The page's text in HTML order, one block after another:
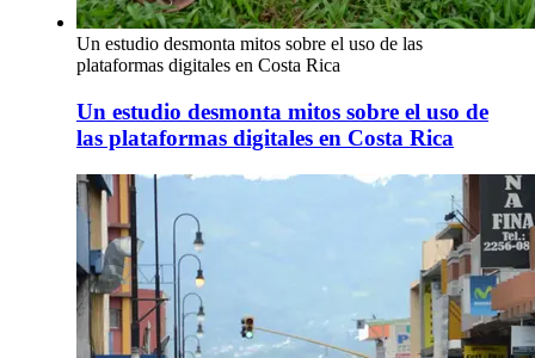
Un estudio desmonta mitos sobre el uso de las
plataformas digitales en Costa Rica
Un estudio desmonta mitos sobre el uso de
las plataformas digitales en Costa Rica